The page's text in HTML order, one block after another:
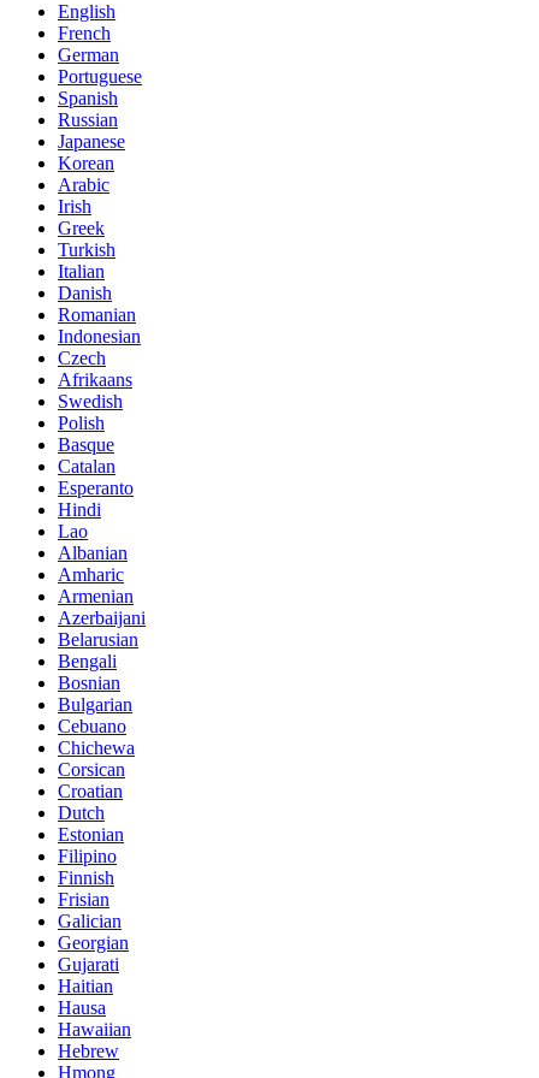
English
French
German
Portuguese
Spanish
Russian
Japanese
Korean
Arabic
Irish
Greek
Turkish
Italian
Danish
Romanian
Indonesian
Czech
Afrikaans
Swedish
Polish
Basque
Catalan
Esperanto
Hindi
Lao
Albanian
Amharic
Armenian
Azerbaijani
Belarusian
Bengali
Bosnian
Bulgarian
Cebuano
Chichewa
Corsican
Croatian
Dutch
Estonian
Filipino
Finnish
Frisian
Galician
Georgian
Gujarati
Haitian
Hausa
Hawaiian
Hebrew
Hmong